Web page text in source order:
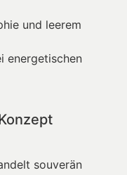
und leerem
energetischen
souverän